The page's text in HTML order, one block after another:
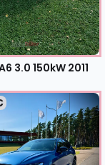
3.0 150kW2011